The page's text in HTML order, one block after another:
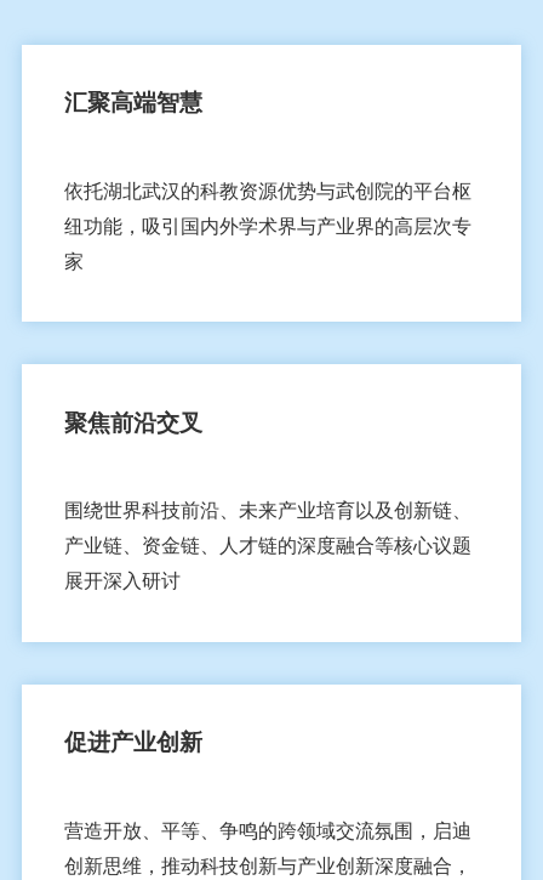
汇聚高端智慧
依托湖北武汉的科教资源优势与武创院的平台枢
纽功能，吸引国内外学术界与产业界的高层次专
家
聚焦前沿交叉
围绕世界科技前沿、未来产业培育以及创新链、
产业链、资金链、人才链的深度融合等核心议题
展开深入研讨
促进产业创新
营造开放、平等、争鸣的跨领域交流氛围，启迪
创新思维，推动科技创新与产业创新深度融合，